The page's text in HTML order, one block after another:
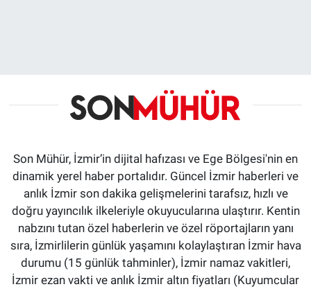
Son Mühür, İzmir’in dijital hafızası ve Ege Bölgesi'nin en
dinamik yerel haber portalıdır. Güncel İzmir haberleri ve
anlık İzmir son dakika gelişmelerini tarafsız, hızlı ve
doğru yayıncılık ilkeleriyle okuyucularına ulaştırır. Kentin
nabzını tutan özel haberlerin ve özel röportajların yanı
sıra, İzmirlilerin günlük yaşamını kolaylaştıran İzmir hava
durumu (15 günlük tahminler), İzmir namaz vakitleri,
İzmir ezan vakti ve anlık İzmir altın fiyatları (Kuyumcular